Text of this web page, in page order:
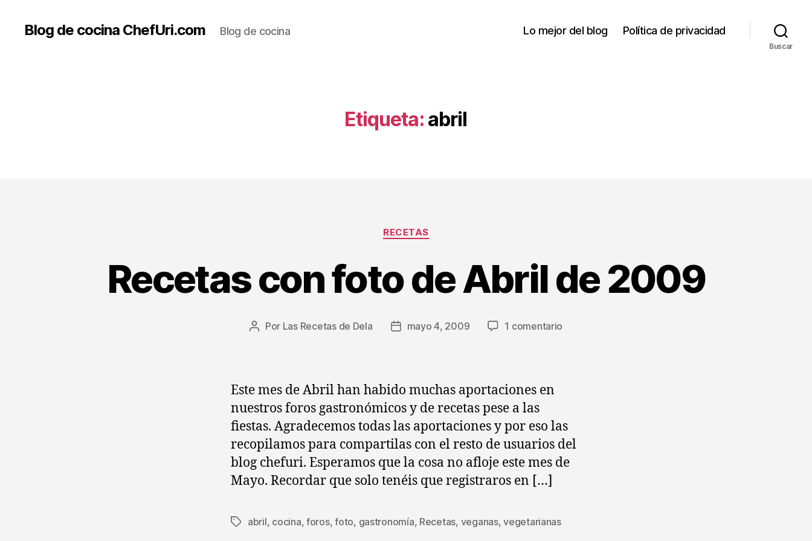
Blog de cocina ChefUri.com Blog de cocina Lo mejor del blog Política de privacidad
Buscar
Etiqueta: abril
Categorías
RECETAS
Recetas con foto de Abril de 2009
Autor
Por Las Recetas de Dela
Fechamayo 4, 2009 1 comentario
2009
Este mes de Abril han habido muchas aportaciones en
nuestros foros gastronómicos y de recetas pese a las
fiestas. Agradecemos todas las aportaciones y por eso las
recopilamos para compartilas con el resto de usuarios del
blog chefuri. Esperamos que la cosa no afloje este mes de
Mayo. Recordar que solo tenéis que registraros en […]
Etiquetas
abril, cocina, foros,foto, gastronomía, Recetas, veganas,vegetarianas